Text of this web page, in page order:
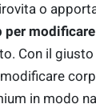
o
per
Con il
in modo